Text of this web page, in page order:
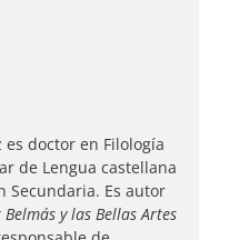
es doctor en Filología
de Lengua castellana
Secundaria. Es autor
y las Bellas Artes